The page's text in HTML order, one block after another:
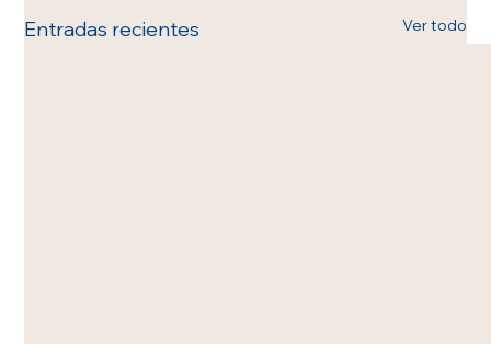
Entradas recientes Ver todo